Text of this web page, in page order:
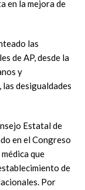
en la mejora de
las
de AP, desde la
y
desigualdades
Estatal de
en el Congreso
que
de
Por